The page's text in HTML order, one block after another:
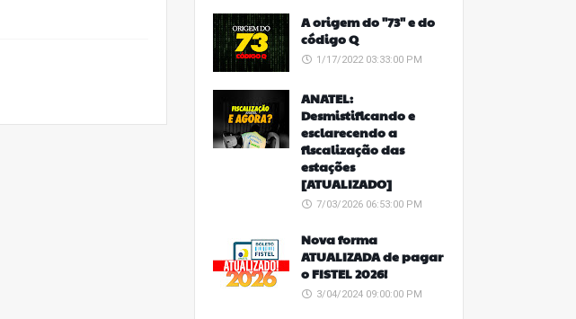
A origem do "73" e do
código Q
1/17/2022 03:33:00 PM
ANATEL:
Desmistificando e
esclarecendo a
fiscalização das
estações
[ATUALIZADO]
7/03/2026 06:53:00 PM
Nova forma
ATUALIZADA de pagar
o FISTEL 2026!
3/04/2024 09:00:00 PM